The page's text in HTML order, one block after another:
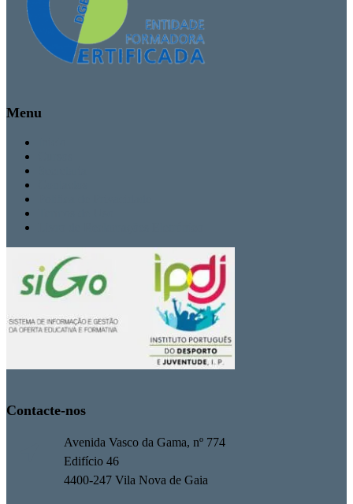
Menu
Contacte-nos
Avenida Vasco da Gama, nº 774
Edifício 46
4400-247 Vila Nova de Gaia